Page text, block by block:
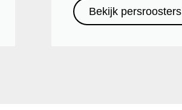
Bekijk persroosters